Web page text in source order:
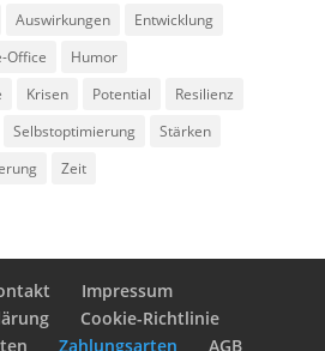
Auswirkungen
Entwicklung
Office
Humor
Krisen Potential
Resilienz
Selbstoptimierung
Stärken
Zeit
Impressum
Cookie-Richtlinie
Zahlungsarten AGB